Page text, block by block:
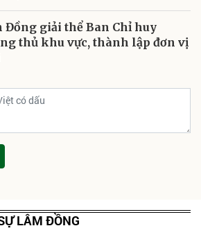
Đồng giải thể Ban Chỉ huy
thủ khu vực, thành lập đơn vị
LÂM ĐỒNG